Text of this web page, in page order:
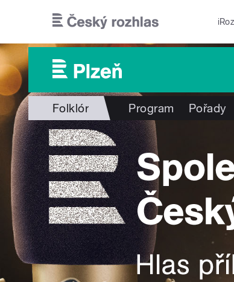
Folklór Program Pořady